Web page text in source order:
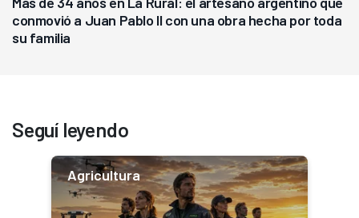
conmovió a Juan Pablo II con una obra hecha por toda
su familia
Seguí leyendo
Agricultura